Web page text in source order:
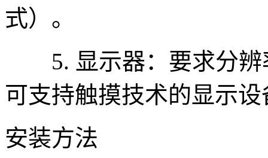
式）。
5. 显示器：要求分辨
可支持触摸技术的显示设
安装方法